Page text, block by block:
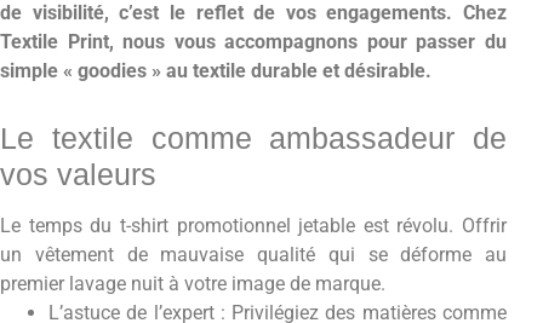
de visibilité, c’est le reflet de vos engagements. Chez
Textile Print, nous vous accompagnons pour passer du
simple « goodies » au textile durable et désirable.
Le textile comme ambassadeur de
vos valeurs
Le temps du t-shirt promotionnel jetable est révolu. Offrir
un vêtement de mauvaise qualité qui se déforme au
premier lavage nuit à votre image de marque.
L’astuce de l’expert : Privilégiez des matières comme